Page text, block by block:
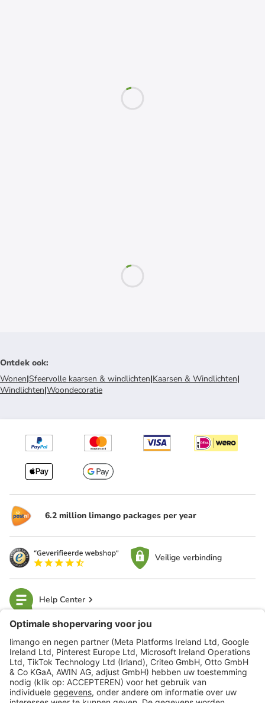
Ontdek ook:
Wonen|Sfeervolle kaarsen & windlichten|Kaarsen & Windlichten|
Windlichten|Woondecoratie
6.2 million limango packages per year
Veilige verbinding
Help Center
limango
Veilig winkelen
Klantenservice